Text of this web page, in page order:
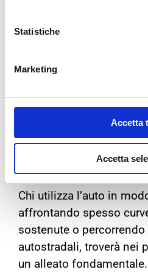
Statistiche
Marketing
Accetta
Accetta
dipende da diversi
di guida.
Stile di guida e
veicolo
Chi utilizza l’auto in
affrontando spesso
sostenute o
autostradali, troverà nei
un alleato